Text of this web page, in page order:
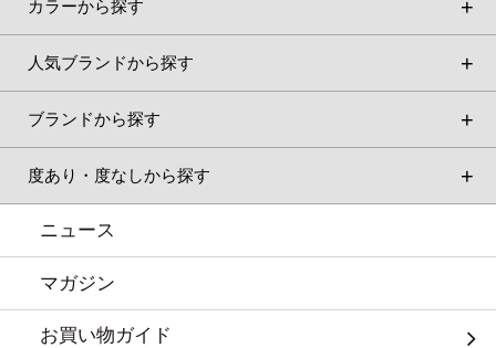
カラーから探す
人気ブランドから探す
ブランドから探す
度あり・度なしから探す
ニュース
マガジン
お買い物ガイド